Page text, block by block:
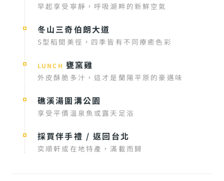
早起享受寧靜，呼吸湖畔的新鮮空氣
冬山三奇伯朗大道
S型稻間美徑，四季皆有不同療癒色彩
LUNCH 甕窯雞
外皮酥脆多汁，這才是蘭陽平原的豪邁味
礁溪湯圍溝公園
享受平價溫泉魚或露天足浴
採買伴手禮 / 返回台北
奕順軒或在地特產，滿載而歸